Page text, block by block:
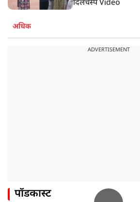
दिलचस्प Video
अधिक
ADVERTISEMENT
पॉडकास्ट